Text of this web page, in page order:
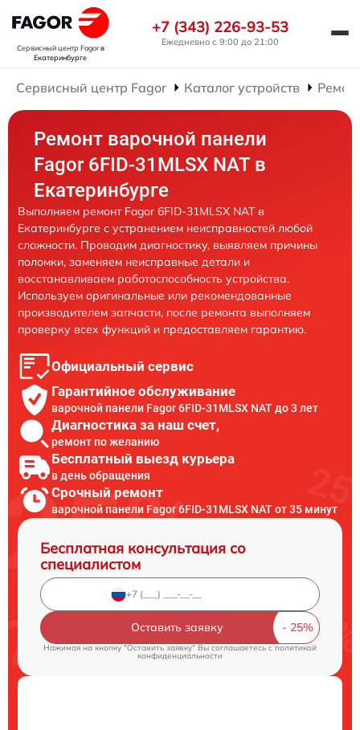
Сервисный центр Fagorв
Екатеринбурге
+7 (343) 226-93-53
Ежедневно с 9:00 до 21:00
Сервисный центр Fagor Каталог устройств
Ремонт варочной панели
Fagor 6FID-31MLSX NAT в
Екатеринбурге
Выполняем ремонт Fagor 6FID-31MLSX NAT в
Екатеринбурге с устранением неисправностей любой
сложности. Проводим диагностику, выявляем причины
поломки, заменяем неисправные детали и
восстанавливаем работоспособность устройства.
Используем оригинальные или рекомендованные
производителем запчасти, после ремонта выполняем
проверку всех функций и предоставляем гарантию.
Официальный сервис
Гарантийное обслуживание
варочной панели Fagor 6FID-31MLSX NAT до 3 лет
Диагностика за наш счет,
ремонт по желанию
Бесплатный выезд курьера
в день обращения
Срочный ремонт
варочной панели Fagor 6FID-31MLSX NAT от 35 минут
Бесплатная консультация со
специалистом
Оставить заявку
Нажимая на кнопку "Оставить заявку" Вы соглашаетесь cполитикой
конфиденциальности